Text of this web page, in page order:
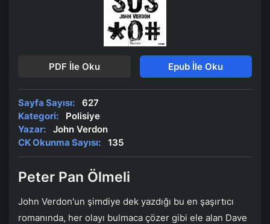
PDF İle Oku Epub İle Oku
Sayfa Sayısı:
627
Kategori:
Polisiye
Yazar:
John Verdon
CK Okunma Sayısı:
135
Peter Pan Ölmeli
John Verdon'un şimdiye dek yazdığı bu en şaşırtıcı
romanında, her olayı bulmaca çözer gibi ele alan Dave